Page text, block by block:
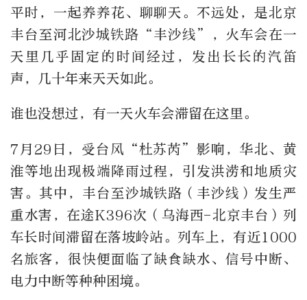
平时，一起养养花、聊聊天。不远处，是北京
丰台至河北沙城铁路“丰沙线”，火车会在一
天里几乎固定的时间经过，发出长长的汽笛
声，几十年来天天如此。
谁也没想过，有一天火车会滞留在这里。
7月29日，受台风“杜苏芮”影响，华北、黄
淮等地出现极端降雨过程，引发洪涝和地质灾
害。其中，丰台至沙城铁路（丰沙线）发生严
重水害，在途K396次（乌海西-北京丰台）列
车长时间滞留在落坡岭站。列车上，有近1000
名旅客，很快便面临了缺食缺水、信号中断、
电力中断等种种困境。